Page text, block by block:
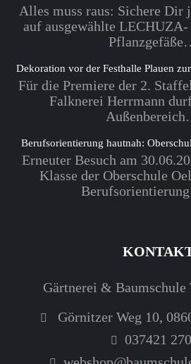
Alles muss raus: Sichere Dir
auf ausgewählte
Dekoration vor der Festhalle Plauen
Für die Premiere der 2.
Falknerei Herrmann
Berufsorientierung hautnah:
Erneuter Besuch am
Klasse der Oberschule
Gärtnerei & Baumschule
Görnitzer Weg 10,
037421